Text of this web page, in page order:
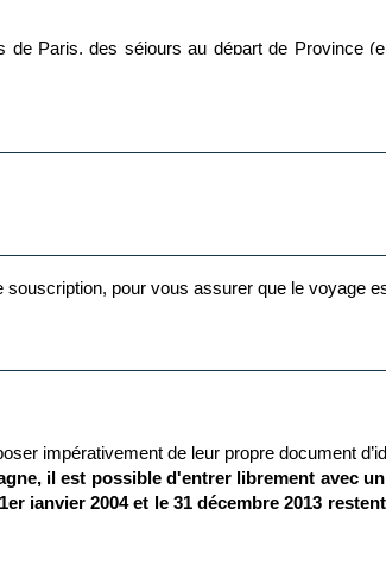
Paris, des séjours au départ de Province
finale est assuré directement par la
pour vous assurer que le voyage
impérativement de leur propre document
il est possible d'entrer librement avec
janvier 2004 et le 31 décembre 2013
carte d'identité dont la validité est